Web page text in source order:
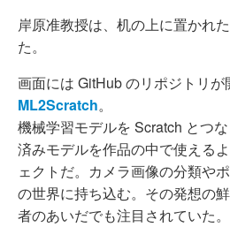
岸原准教授は、机の上に置かれ
た。
画面には GitHub のリポジトリが
ML2Scratch。
機械学習モデルを Scratch とつ
済みモデルを作品の中で使える
ェクトだ。カメラ画像の分類や
の世界に持ち込む。その発想の
者のあいだでも注目されていた。